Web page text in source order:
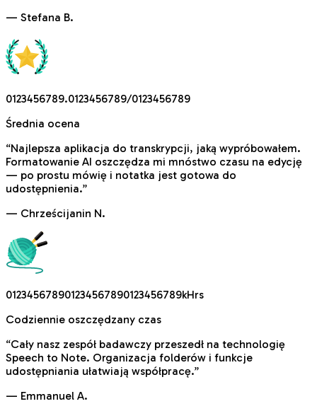
— Stefana B.
0123456789.0123456789/0123456789
Średnia ocena
“Najlepsza aplikacja do transkrypcji, jaką wypróbowałem.
Formatowanie AI oszczędza mi mnóstwo czasu na edycję
— po prostu mówię i notatka jest gotowa do
udostępnienia.”
— Chrześcijanin N.
012345678901234567890123456789kHrs
Codziennie oszczędzany czas
“Cały nasz zespół badawczy przeszedł na technologię
Speech to Note. Organizacja folderów i funkcje
udostępniania ułatwiają współpracę.”
— Emmanuel A.